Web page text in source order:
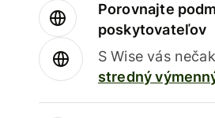
Porovnajte
poskytovateľov
S Wise vás
stredný